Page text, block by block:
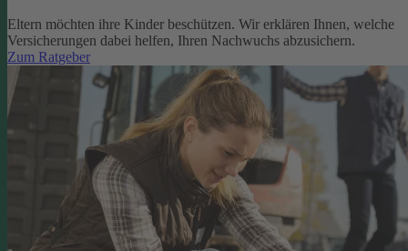
Eltern möchten ihre Kinder beschützen. Wir erklären Ihnen, welche
Versicherungen dabei helfen, Ihren Nachwuchs abzusichern.
Zum Ratgeber